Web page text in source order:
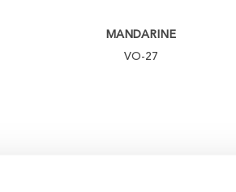
MANDARINE
VO-27